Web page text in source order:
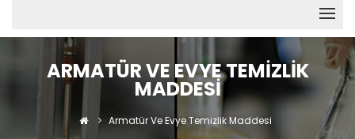
ARMATÜR VE EVYE TEMIZLIK
MADDESI
Armatür Ve Evye Temizlik Maddesi